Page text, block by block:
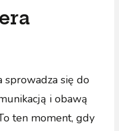
się do
i obawą
ten moment, gdy